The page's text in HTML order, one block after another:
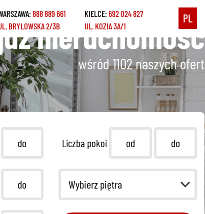
888 889 661
BRYLOWSKA 2/3B
KIELCE:692 024 827
UL. KOZIA 3A/1
PL
nieruchomość
wśród 1102naszych ofert
Liczba pokoi
Wybierz piętra